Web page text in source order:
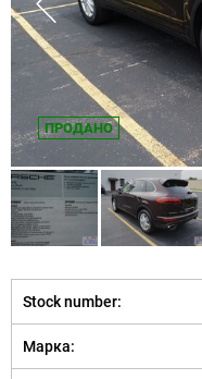
ПРОДАНО
Stock number:
Марка: